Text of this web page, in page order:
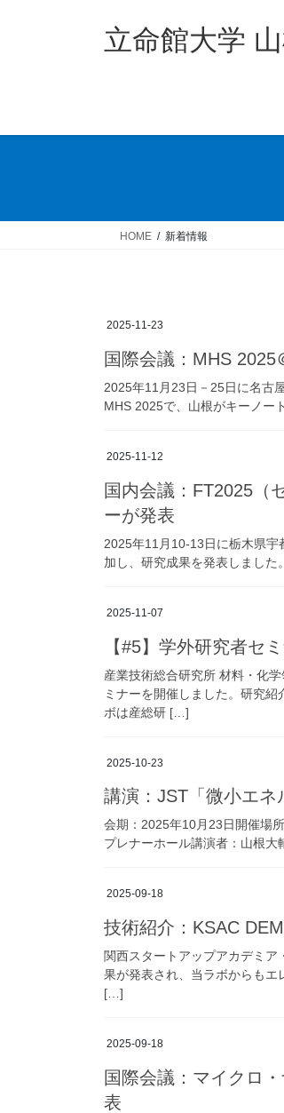
ス
ン
立命館大学
HOME 新着情報
2025-11-23
国際会議：MHS
2025年11月23日－25日に名古
MHS 2025で、山根がキーノー
2025-11-12
国内会議：FT2025（
ーが発表
2025年11月10-13日に栃木県
加し、研究成果を発表しまし
2025-11-07
【#5】学外研究者セ
産業技術総合研究所 材料・化
ミナーを開催しました。研究
ボは産総研 […]
2025-10-23
講演：JST「微小エ
会期：2025年10月23日開催場
プレナーホール講演者：山根
2025-09-18
技術紹介：KSAC
関西スタートアップアカデミ
果が発表され、当ラボからも
[…]
2025-09-18
国際会議：マイクロ
表